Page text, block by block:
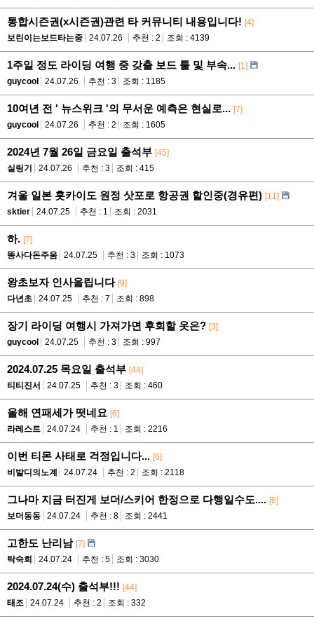
통합시즌권(x시즌권)관련 타 커뮤니티 내용입니다! [4]
보린이는보드타는중
24.07.26 추천 : 2 조회 : 4139
1주일 정도 라이딩 여행 중 갖출 보드 툴 및 부속... [1]
guycool
24.07.26 추천 : 3 조회 : 1185
10여년 전 ' 뉴스위크 '의 무서운 예측은 현실로... [7]
guycool
24.07.26 추천 : 2 조회 : 1605
2024년 7월 26일 금요일 출석부 [45]
실링기
24.07.26 추천 : 3 조회 : 415
겨울 일본 홋카이도 원정 삿포로 항공권 할인중(경유편) [11]
sktier
24.07.25 추천 : 1 조회 : 2031
하. [7]
똥사다돈주움
24.07.25 추천 : 3 조회 : 1073
왕초보자 인사올립니다 [9]
다년초
24.07.25 추천 : 7 조회 : 898
장기 라이딩 여행시 가져가면 후회할 옷은? [3]
guycool
24.07.25 추천 : 3 조회 : 997
2024.07.25 목요일 출석부 [44]
티티진서
24.07.25 추천 : 3 조회 : 460
올해 연패세가 떳네요 [6]
라레스트
24.07.24 추천 : 1 조회 : 2216
이번 티몬 사태로 걱정입니다... [6]
비발디의노계
24.07.24 추천 : 2 조회 : 2118
그나마 지금 터진게 보더/스키어 한정으로 다행일수도.... [6]
보더동동
24.07.24 추천 : 8 조회 : 2441
고한도 난리남 [7]
탁숙희
24.07.24 추천 : 5 조회 : 3030
2024.07.24(수) 출석부!!! [44]
태조
24.07.24 추천 : 2 조회 : 332